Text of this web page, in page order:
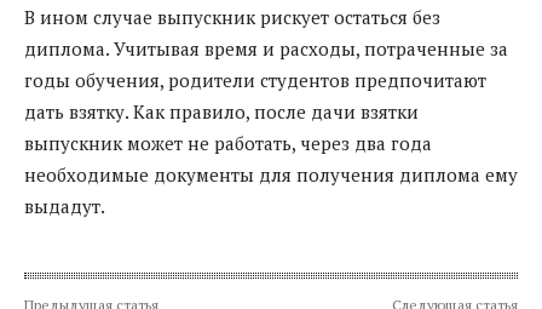
В ином случае выпускник рискует остаться без
диплома. Учитывая время и расходы, потраченные за
годы обучения, родители студентов предпочитают
дать взятку. Как правило, после дачи взятки
выпускник может не работать, через два года
необходимые документы для получения диплома ему
выдадут.
Предыдущая статья Следующая статья